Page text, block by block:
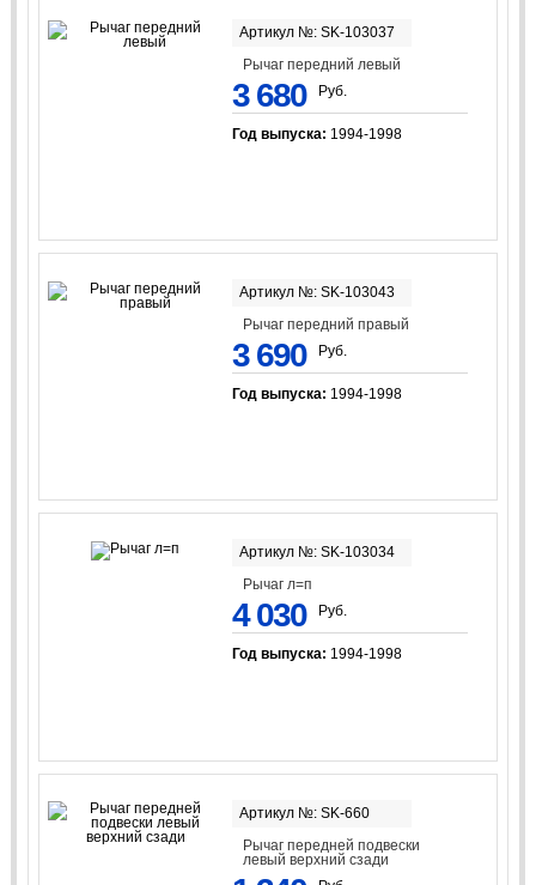
Артикул №: SK-103037
Рычаг передний левый
3 680 Руб.
Год выпуска: 1994-1998
Артикул №: SK-103043
Рычаг передний правый
3 690 Руб.
Год выпуска: 1994-1998
Артикул №: SK-103034
Рычаг л=п
4 030 Руб.
Год выпуска: 1994-1998
Артикул №: SK-660
Рычаг передней подвески
левый верхний сзади